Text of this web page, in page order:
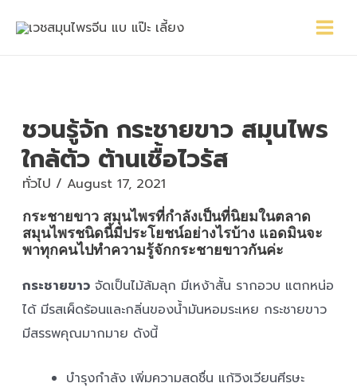
Menu
ชวนรู้จัก กระชายขาว สมุนไพร
ใกล้ตัว ต้านเชื้อไวรัส
ทั่วไป / August 17, 2021
กระชายขาว สมุนไพรที่กำลังเป็นที่นิยมในตลาด
สมุนไพรชนิดนี้มีประโยชน์อย่างไรบ้าง แอดมินจะ
พาทุกคนไปทำความรู้จักกระชายขาวกันค่ะ
กระชายขาว จัดเป็นไม้ล้มลุก มีเหง้าสั้น รากอวบ แตกหน่อ
ได้ มีรสเผ็ดร้อนและกลิ่นของน้ำมันหอมระเหย กระชายขาว
มีสรรพคุณมากมาย ดังนี้
บำรุงกำลัง เพิ่มความสดชื่น แก้วิงเวียนศีรษะ
navigation